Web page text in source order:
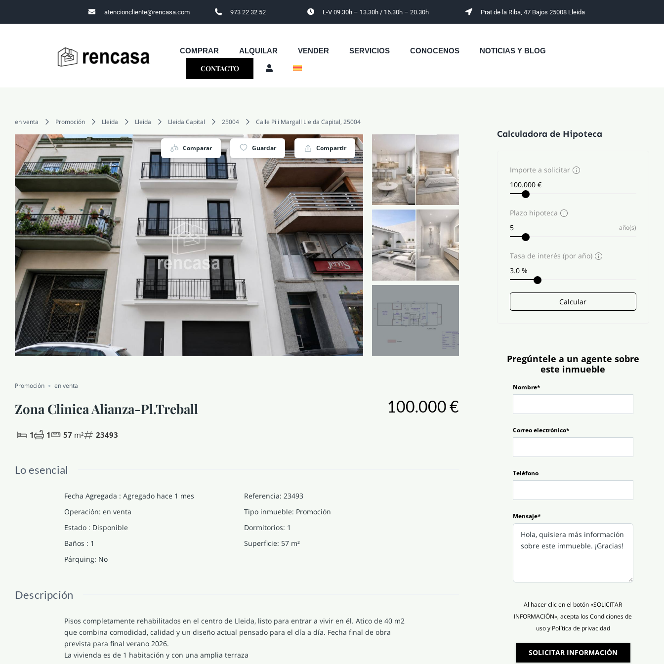
to
atencioncliente@rencasa.com 973 22 32 52 L-V 09.30h – 13.30h / 16.30h – 20.30h Prat de la Riba, 47 Bajos 25008 Lleida
COMPRAR ALQUILAR VENDER SERVICIOS CONOCENOS NOTICIAS Y BLOG
CONTACTO
en venta Promoción Lleida Lleida Lleida Capital 25004 Calle Pi i Margall Lleida Capital, 25004
Comparar Guardar Compartir
Promoción en venta
Zona Clinica Alianza-Pl.Treball
1 1 57 m² 23493
100.000 €
Lo esencial
Fecha Agregada : Agregado hace 1 mes Referencia: 23493
Operación: en venta Tipo inmueble: Promoción
Estado : Disponible Dormitorios: 1
Baños : 1 Superficie: 57 m²
Párquing: No
Descripción
Pisos completamente rehabilitados en el centro de Lleida, listo para entrar a vivir en él. Atico de 40 m2
que combina comodidad, calidad y un diseño actual pensado para el día a día. Fecha final de obra
prevista para final verano 2026.
La vivienda es de 1 habitación y con una amplia terraza
Calculadora de Hipoteca
Importe a solicitar
Plazo hipoteca
año(s)
Tasa de interés (por año)
Calcular
Pregúntele a un agente sobre
este inmueble
Nombre*
Correo electrónico*
Teléfono
Mensaje*
Al hacer clic en el botón «SOLICITAR
INFORMACIÓN», acepta los Condiciones de
uso y Política de privacidad
SOLICITAR INFORMACIÓN